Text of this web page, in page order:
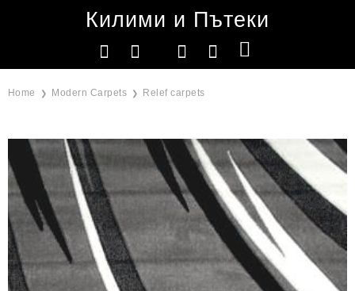
Килими и Пътеки
Home Modern Carpets Relef carpets